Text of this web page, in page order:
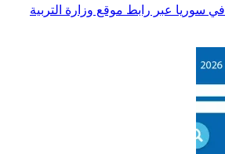
نتائج التاسع 2026 في سوريا عبر رابط موقع وزارة التربية